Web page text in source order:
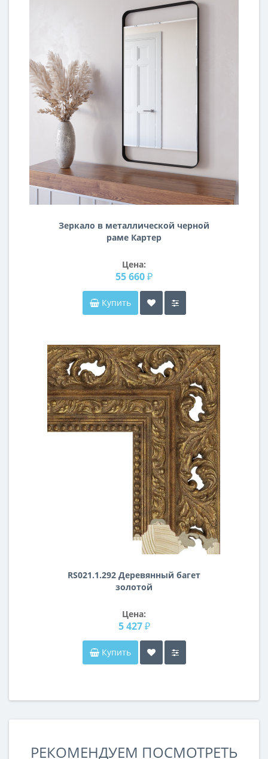
Зеркало в металлической черной
раме Картер
Цена:
55 660 ₽
Купить
RS021.1.292 Деревянный багет
золотой
Цена:
5 427 ₽
Купить
РЕКОМЕНДУЕМ ПОСМОТРЕТЬ